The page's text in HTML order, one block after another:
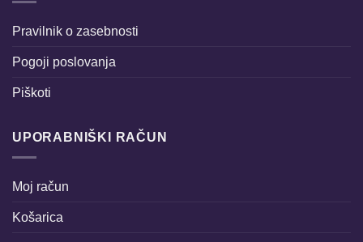
Pravilnik o zasebnosti
Pogoji poslovanja
Piškoti
UPORABNIŠKI RAČUN
Moj račun
Košarica